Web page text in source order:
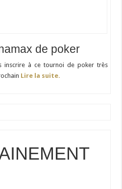
de poker
inscrire à ce tournoi de poker très
Lire la suite.